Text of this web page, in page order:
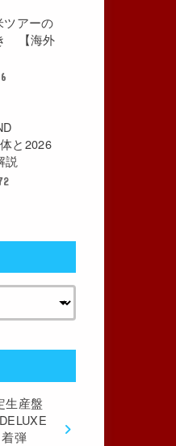
ツアーの
【海外
と2026
説
生産盤
弾